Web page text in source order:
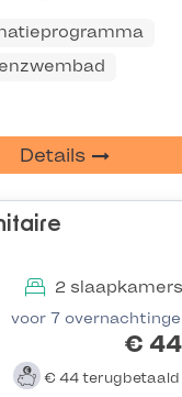
Details
2 slaapkamers
voor 7
€
€ 44 terugbetaald